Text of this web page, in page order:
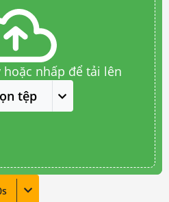
hoặc nhấp để tải lên
tệp
s